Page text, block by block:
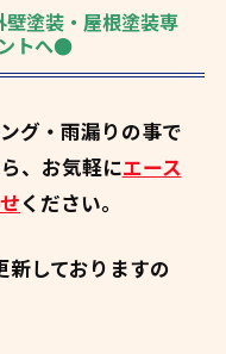
塗装・屋根塗装専
トへ●
グ・雨漏りの事で
、お気軽にエース
ください。
新しておりますの